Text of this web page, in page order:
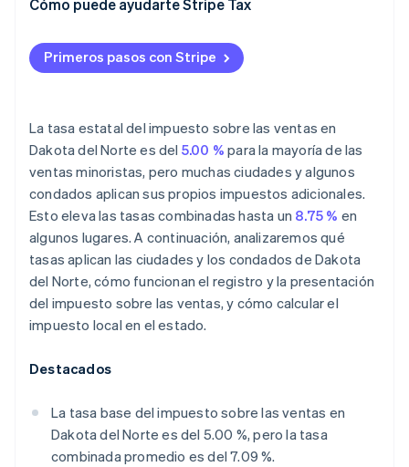
Cómo puede ayudarte Stripe Tax
Primeros pasos con Stripe
La tasa estatal del impuesto sobre las ventas en
Dakota del Norte es del 5.00 % para la mayoría de las
ventas minoristas, pero muchas ciudades y algunos
condados aplican sus propios impuestos adicionales.
Esto eleva las tasas combinadas hasta un 8.75 % en
algunos lugares. A continuación, analizaremos qué
tasas aplican las ciudades y los condados de Dakota
del Norte, cómo funcionan el registro y la presentación
del impuesto sobre las ventas, y cómo calcular el
impuesto local en el estado.
Destacados
La tasa base del impuesto sobre las ventas en
Dakota del Norte es del 5.00 %, pero la tasa
combinada promedio es del 7.09 %.